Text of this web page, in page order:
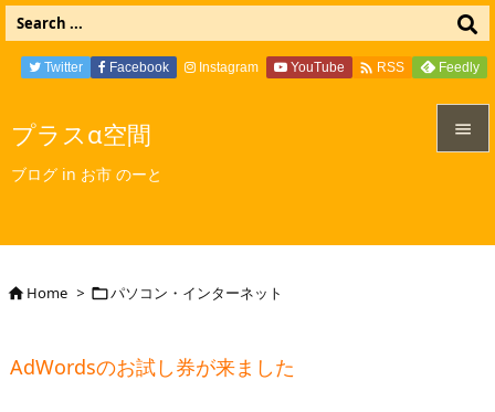
プラスα空間
ブログ in お市 のーと

Twitter Facebook Instagram YouTube  RSS Feedly
Home > パソコン・インターネット
AdWordsのお試し券が来ました